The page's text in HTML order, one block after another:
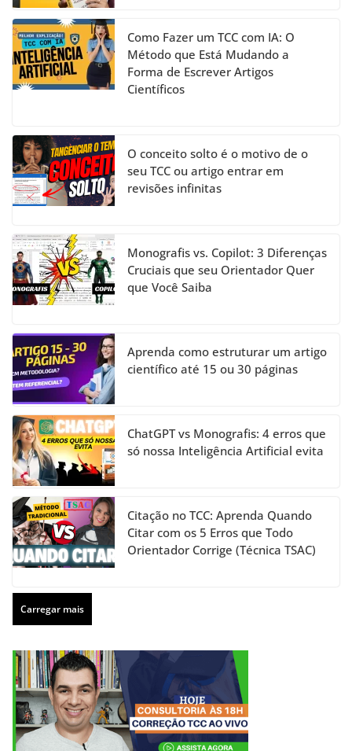
Como Fazer um TCC com IA: O
Método que Está Mudando a
Forma de Escrever Artigos
Científicos
O conceito solto é o motivo de o
seu TCC ou artigo entrar em
revisões infinitas
Monografis vs. Copilot: 3 Diferenças
Cruciais que seu Orientador Quer
que Você Saiba
Aprenda como estruturar um artigo
científico até 15 ou 30 páginas
ChatGPT vs Monografis: 4 erros que
só nossa Inteligência Artificial evita
Citação no TCC: Aprenda Quando
Citar com os 5 Erros que Todo
Orientador Corrige (Técnica TSAC)
Carregar mais